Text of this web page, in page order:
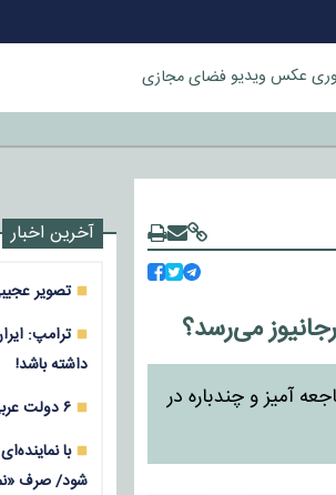
عکس ویدیوفضای مجازی
می‌رسد؟
آمیز و چندباره در
آخرین اخبار
تصویر
ترامپ:
داشته باشد!
۶ دولت عربی مکلف هستند خسارات ایران را جبران کنند
با
شود/ صرف